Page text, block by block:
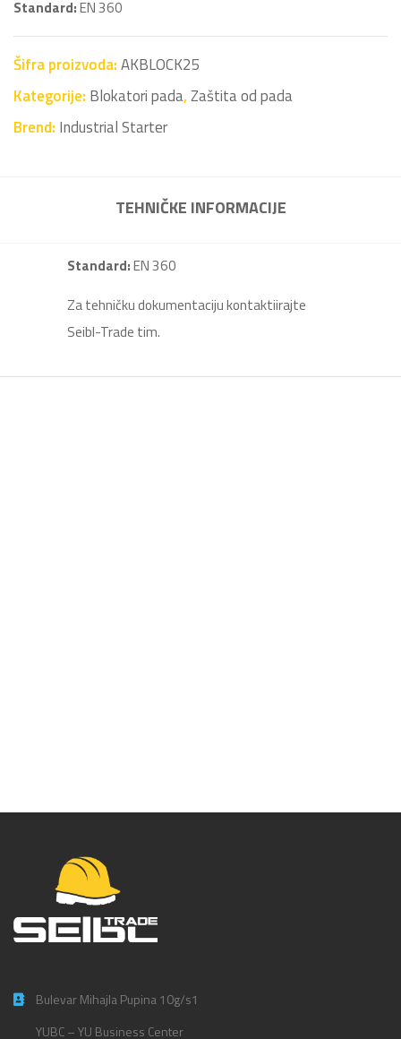
Standard:EN 360
Šifra proizvoda:AKBLOCK25
Kategorije: Blokatori pada,Zaštita od pada
Brend: Industrial Starter
TEHNIČKE INFORMACIJE
Standard:EN 360
Za tehničku dokumentaciju kontaktiirajte
Seibl-Trade tim.
Bulevar Mihajla Pupina 10g/s1
YUBC – YU Business Center